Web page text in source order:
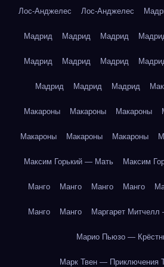
Лос-Анджелес Лос-Анджелес
Мадрид Мадрид Мадрид
Мадрид Мадрид Мадрид
Мадрид Мадрид Мадрид
Макароны Макароны Макароны
Макароны Макароны Макароны
Максим Горький — Мать Максим
Манго Манго Манго Манго
Манго Манго Маргарет Митчелл
Марио Пьюзо —
Марк Твен — Приключения